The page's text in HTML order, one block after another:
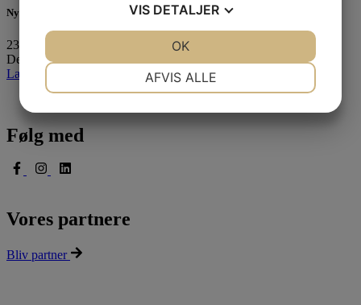
Ny forpagter for vores fantastiske klubhus
23. juli 2026
Det er med stor fornøjelse og også en vis portion…
Læs mere »
Følg med
Vores partnere
Bliv partner
VIS DETALJER
AFVIS ALLE
OK